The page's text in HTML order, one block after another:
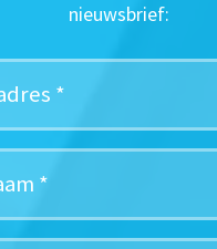
nieuwsbrief: